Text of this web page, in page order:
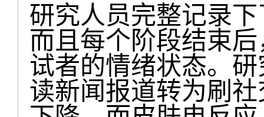
研究人员完整记录
而且每个阶段结束
试者的情绪状态。
读新闻报道转为刷